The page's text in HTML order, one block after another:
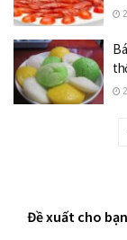
Đề xuất cho bạn